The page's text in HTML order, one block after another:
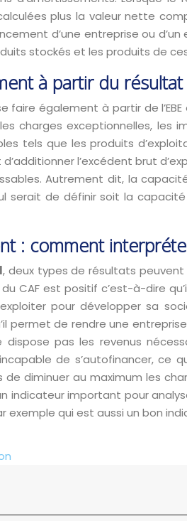
plus la valeur nette
d’une entreprise ou
stockés et les produits de
à partir du résultat
faire également à partir de
charges exceptionnelles, les
tels que les produits
l’excédent brut
Autrement dit, la
serait de définir soit la
: comment
, deux types de résultats
CAF est positif c’est-à-dire
pour développer sa
permet de rendre une
pas les revenus
de s’autofinancer,
diminuer au maximum les
indicateur important pour
qui est aussi un bon